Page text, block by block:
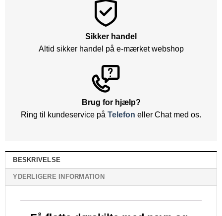
Sikker handel
Altid sikker handel på e-mærket webshop
Brug for hjælp?
Ring til kundeservice på Telefon eller Chat med os.
BESKRIVELSE
YDERLIGERE INFORMATION